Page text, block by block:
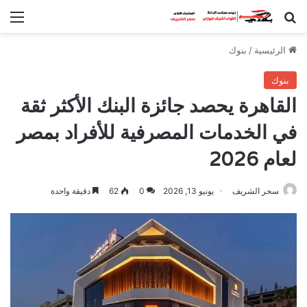
بحث عن
الرئيسية / بنوك
بنوك
القاهرة يحصد جائزة البنك الأكثر ثقة
في الخدمات المصرفية للأفراد بمصر
لعام 2026
سحر الشريف يونيو 13, 2026 0
62 دقيقة واحدة